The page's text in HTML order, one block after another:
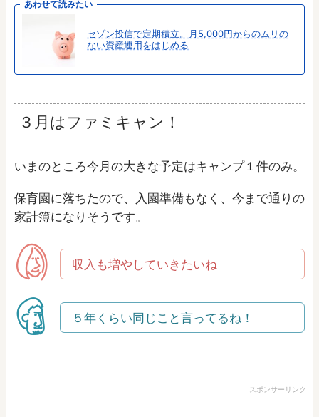
あわせて読みたい
セゾン投信で定期積立。月5,000円からのムリの
ない資産運用をはじめる
３月はファミキャン！
いまのところ今月の大きな予定はキャンプ１件のみ。
保育園に落ちたので、入園準備もなく、今まで通りの
家計簿になりそうです。
収入も増やしていきたいね
５年くらい同じこと言ってるね！
スポンサーリンク